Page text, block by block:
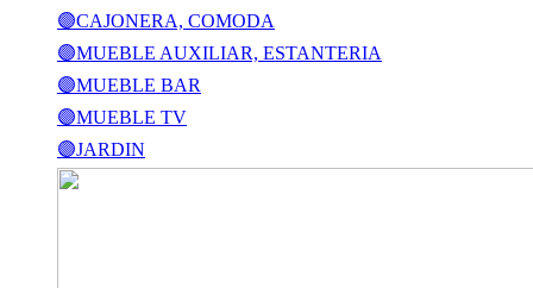
🟣CAJONERA, COMODA
🟣MUEBLE AUXILIAR, ESTANTERIA
🟣MUEBLE BAR
🟣MUEBLE TV
🟣JARDIN